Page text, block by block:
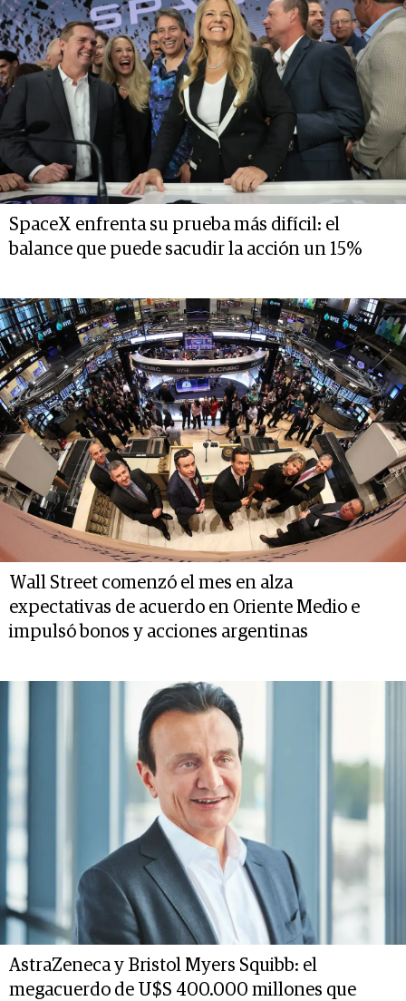
SpaceX enfrenta su prueba más difícil: el
balance que puede sacudir la acción un 15%
Wall Street comenzó el mes en alza
expectativas de acuerdo en Oriente Medio e
impulsó bonos y acciones argentinas
AstraZeneca y Bristol Myers Squibb: el
megacuerdo de U$S 400.000 millones que